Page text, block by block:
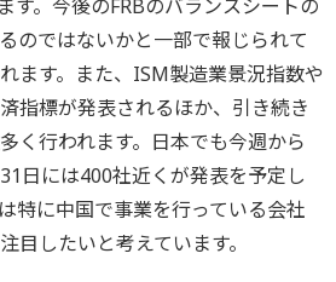
す。今後のFRBのバランスシートの
のではないかと一部で報じられて
ます。また、ISM製造業景況指数や
指標が発表されるほか、引き続き
く行われます。日本でも今週から
日には400社近くが発表を予定し
特に中国で事業を行っている会社
目したいと考えています。